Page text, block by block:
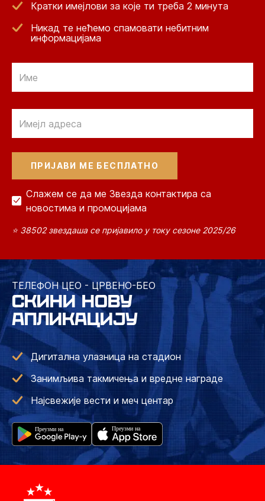
Кратки имејлови за које ти треба 2 минута
Никад те нећемо спамовати небитним
информацијама
Слажем се да ме Звезда контактира са
новостима и промоцијама
⭐ 38502 звездаша се пријавило у току сезоне 2025/26
ТЕЛЕФОН ЦЕО - ЦРВЕНО-БЕО
СКИНИ НОВУ
АПЛИКАЦИЈУ
Дигитална улазница на стадион
Занимљива такмичења и вредне награде
Најсвежије вести и меч центар